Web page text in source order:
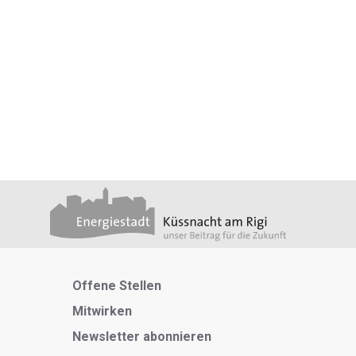
Metanavigation
Offene Stellen
Mitwirken
Newsletter abonnieren